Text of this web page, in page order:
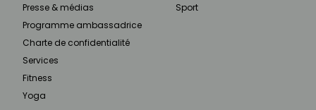
Presse & médias
Programme ambassadrice
Charte de confidentialité
Services
Fitness
Yoga
Sport